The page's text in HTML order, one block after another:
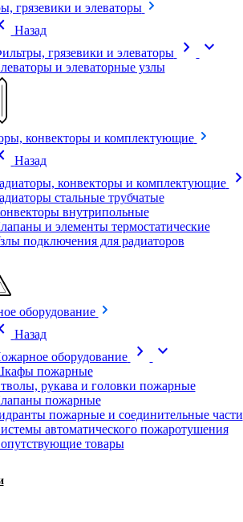
грязевики и элеваторы
Назад
грязевики и элеваторы
chevron_right expand_more
и элеваторные узлы
конвекторы и комплектующие
Назад
конвекторы и комплектующие
chevron_right
стальные трубчатые
внутрипольные
и элементы термостатические
подключения для радиаторов
оборудование
Назад
оборудование
chevron_right expand_more
пожарные
рукава и головки пожарные
пожарные
пожарные и соединительные части
автоматического пожаротушения
товары